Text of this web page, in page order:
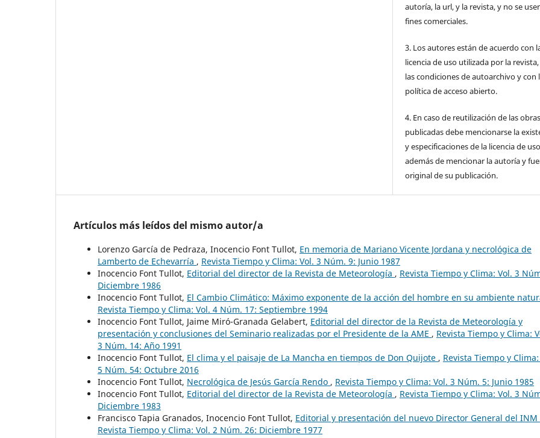
autoría, la url, y la revista, y no se
fines comerciales.
3. Los autores están de acuerdo con
licencia de uso utilizada por la
las condiciones de autoarchivo y con
política de acceso abierto.
4. En caso de reutilización de las obras
publicadas debe mencionarse la
y especificaciones de la licencia de uso
además de mencionar la autoría y
original de su publicación.
Artículos más leídos del mismo autor/a
Lorenzo García de Pedraza, Inocencio Font Tullot, En memoria de Mariano Vicente Jordana y necrológica de
Lamberto de Echevarría , Revista Tiempo y Clima: Vol. 3 Núm. 9: Junio 1987
Inocencio Font Tullot, Editorial del director de la Revista de Meteorología , Revista Tiempo y Clima: Vol. 3
Diciembre 1986
Inocencio Font Tullot, El Cambio Climático: Máximo exponente de la acción del hombre en su ambiente
Revista Tiempo y Clima: Vol. 4 Núm. 17: Septiembre 1994
Inocencio Font Tullot, Jaime Miró-Granada Gelabert, Editorial del director de la Revista de Meteorología y
presentación y conclusiones del Seminario realizadas por el Presidente de la AME , Revista Tiempo y Clima:
3 Núm. 14: Año 1991
Inocencio Font Tullot, El clima y el paisaje de La Mancha en tiempos de Don Quijote , Revista Tiempo y Clima:
5 Núm. 54: Octubre 2016
Inocencio Font Tullot, Necrológica de Jesús García Rendo , Revista Tiempo y Clima: Vol. 3 Núm. 5: Junio 1985
Inocencio Font Tullot, Editorial del director de la Revista de Meteorología , Revista Tiempo y Clima: Vol. 3
Diciembre 1983
Francisco Tapia Granados, Inocencio Font Tullot, Editorial y presentación del nuevo Director General del INM
Revista Tiempo y Clima: Vol. 2 Núm. 26: Diciembre 1977